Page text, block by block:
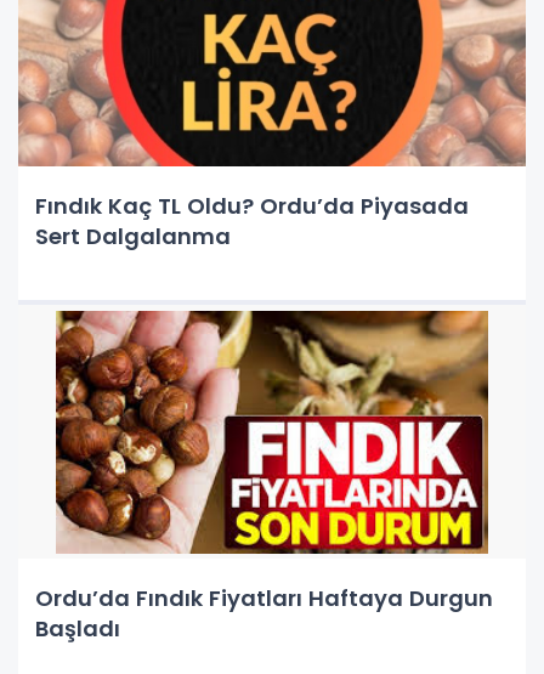
Fındık Kaç TL Oldu? Ordu’da Piyasada
Sert Dalgalanma
Ordu’da Fındık Fiyatları Haftaya Durgun
Başladı